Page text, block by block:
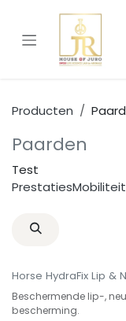
Producten
Paarden
Test
PrestatiesMobiliteit
Horse HydraFix Lip &
Beschermende lip-,
bescherming.